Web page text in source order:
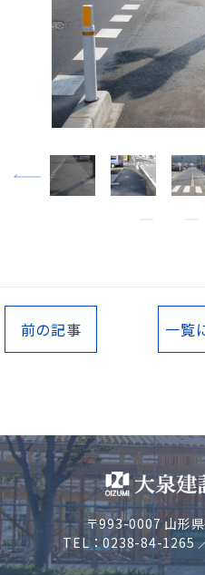
前の記事 一覧
〒993-0007 山形
TEL：0238-84-1265